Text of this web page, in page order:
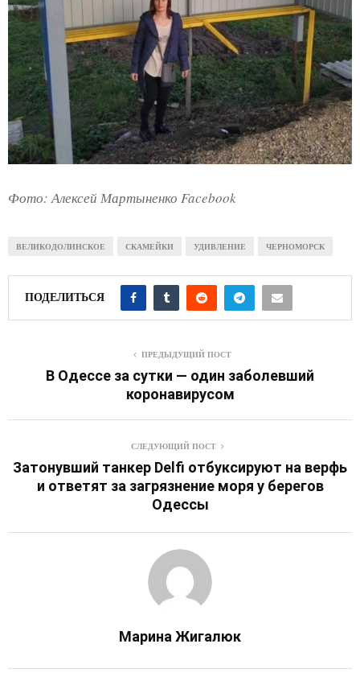
Фото: Алексей Мартыненко Facebook
ВЕЛИКОДОЛИНСКОЕ СКАМЕЙКИ УДИВЛЕНИЕ ЧЕРНОМОРСК
ПОДЕЛИТЬСЯ
ПРЕДЫДУЩИЙ ПОСТ
В Одессе за сутки — один заболевший
коронавирусом
СЛЕДУЮЩИЙ ПОСТ
Затонувший танкер Delfi отбуксируют на верфь
и ответят за загрязнение моря у берегов
Одессы
Марина Жигалюк